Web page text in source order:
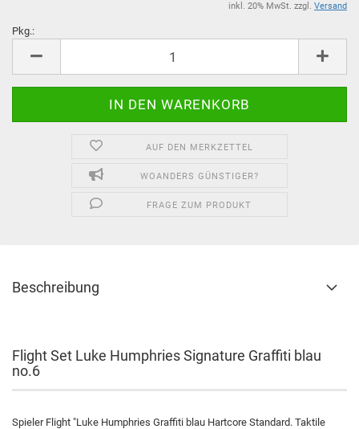
inkl. 20% MwSt. zzgl. Versand
Pkg.:
AUF DEN MERKZETTEL
WOANDERS GÜNSTIGER?
FRAGE ZUM PRODUKT
Beschreibung
Flight Set Luke Humphries Signature Graffiti blau
no.6
Spieler Flight "Luke Humphries Graffiti blau Hartcore Standard. Taktile